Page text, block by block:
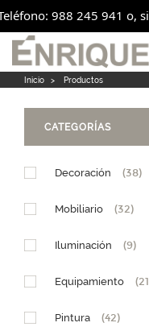
988 245 941 o, si lo
Inicio > Productos
CATEGORÍAS
Decoración (38)
Mobiliario (32)
Iluminación (9)
Equipamiento
Pintura (42)